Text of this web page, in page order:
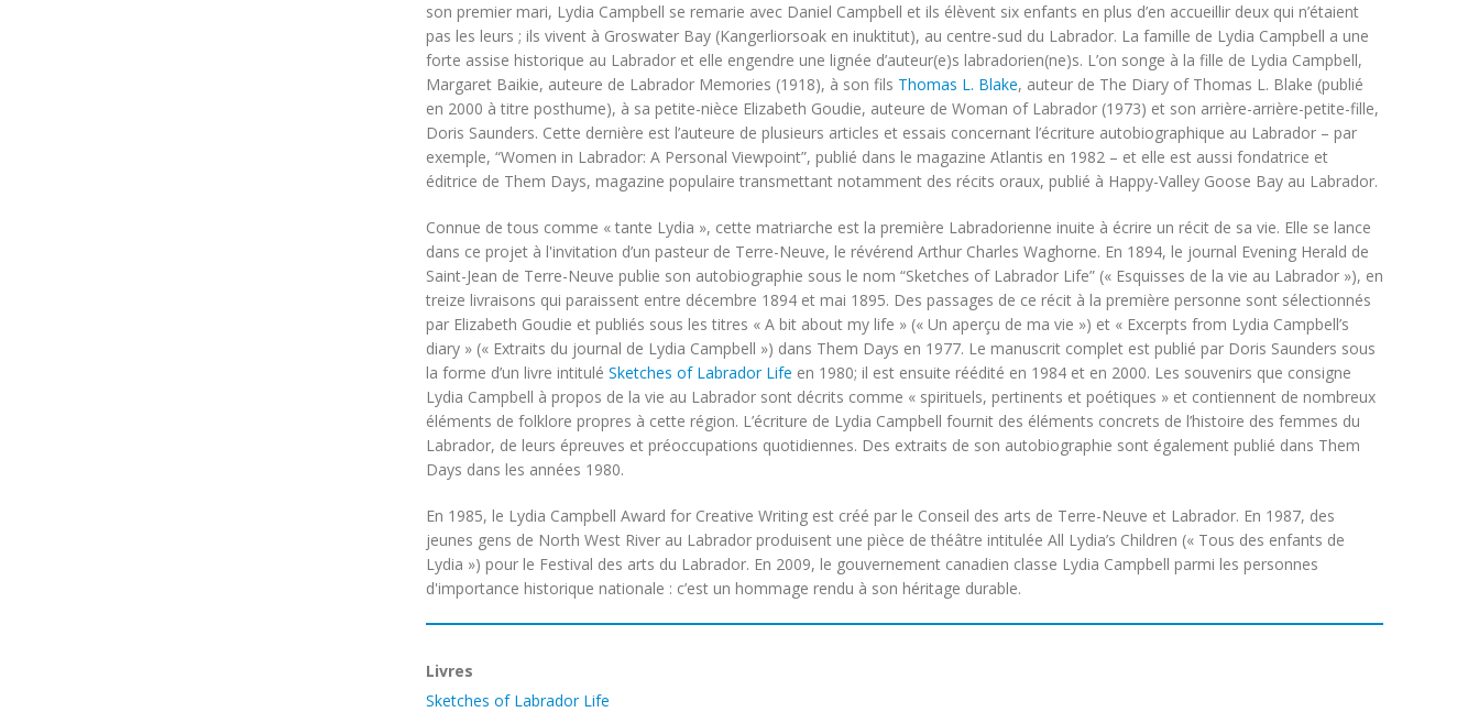
son premier mari, Lydia Campbell se remarie avec Daniel Campbell et ils élèvent six enfants en plus d’en accueillir deux qui n’étaient
pas les leurs ; ils vivent à Groswater Bay (Kangerliorsoak en inuktitut), au centre-sud du Labrador. La famille de Lydia Campbell a une
forte assise historique au Labrador et elle engendre une lignée d’auteur(e)s labradorien(ne)s. L’on songe à la fille de Lydia Campbell,
Margaret Baikie, auteure de Labrador Memories (1918), à son fils Thomas L. Blake, auteur de The Diary of Thomas L. Blake (publié
en 2000 à titre posthume), à sa petite-nièce Elizabeth Goudie, auteure de Woman of Labrador (1973) et son arrière-arrière-petite-fille,
Doris Saunders. Cette dernière est l’auteure de plusieurs articles et essais concernant l’écriture autobiographique au Labrador – par
exemple, “Women in Labrador: A Personal Viewpoint”, publié dans le magazine Atlantis en 1982 – et elle est aussi fondatrice et
éditrice de Them Days, magazine populaire transmettant notamment des récits oraux, publié à Happy-Valley Goose Bay au Labrador.
Connue de tous comme « tante Lydia », cette matriarche est la première Labradorienne inuite à écrire un récit de sa vie. Elle se lance
dans ce projet à l'invitation d’un pasteur de Terre-Neuve, le révérend Arthur Charles Waghorne. En 1894, le journal Evening Herald de
Saint-Jean de Terre-Neuve publie son autobiographie sous le nom “Sketches of Labrador Life” (« Esquisses de la vie au Labrador »), en
treize livraisons qui paraissent entre décembre 1894 et mai 1895. Des passages de ce récit à la première personne sont sélectionnés
par Elizabeth Goudie et publiés sous les titres « A bit about my life » (« Un aperçu de ma vie ») et « Excerpts from Lydia Campbell’s
diary » (« Extraits du journal de Lydia Campbell ») dans Them Days en 1977. Le manuscrit complet est publié par Doris Saunders sous
la forme d’un livre intitulé Sketches of Labrador Life en 1980; il est ensuite réédité en 1984 et en 2000. Les souvenirs que consigne
Lydia Campbell à propos de la vie au Labrador sont décrits comme « spirituels, pertinents et poétiques » et contiennent de nombreux
éléments de folklore propres à cette région. L’écriture de Lydia Campbell fournit des éléments concrets de l’histoire des femmes du
Labrador, de leurs épreuves et préoccupations quotidiennes. Des extraits de son autobiographie sont également publié dans Them
Days dans les années 1980.
En 1985, le Lydia Campbell Award for Creative Writing est créé par le Conseil des arts de Terre-Neuve et Labrador. En 1987, des
jeunes gens de North West River au Labrador produisent une pièce de théâtre intitulée All Lydia’s Children (« Tous des enfants de
Lydia ») pour le Festival des arts du Labrador. En 2009, le gouvernement canadien classe Lydia Campbell parmi les personnes
d'importance historique nationale : c’est un hommage rendu à son héritage durable.
Livres
Sketches of Labrador Life